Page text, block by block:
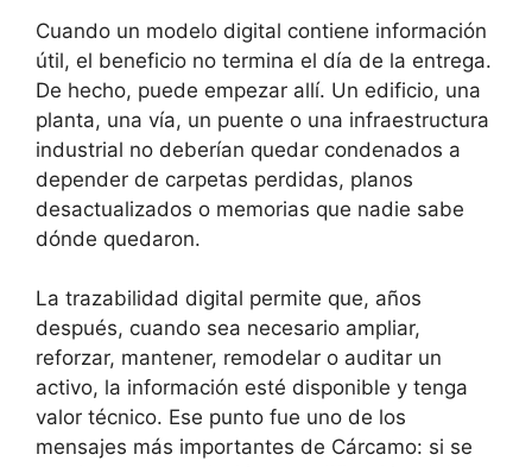
Cuando un modelo digital contiene información
útil, el beneficio no termina el día de la entrega.
De hecho, puede empezar allí. Un edificio, una
planta, una vía, un puente o una infraestructura
industrial no deberían quedar condenados a
depender de carpetas perdidas, planos
desactualizados o memorias que nadie sabe
dónde quedaron.
La trazabilidad digital permite que, años
después, cuando sea necesario ampliar,
reforzar, mantener, remodelar o auditar un
activo, la información esté disponible y tenga
valor técnico. Ese punto fue uno de los
mensajes más importantes de Cárcamo: si se